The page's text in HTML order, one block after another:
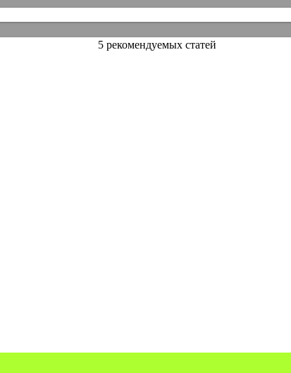
5 рекомендуемых статей